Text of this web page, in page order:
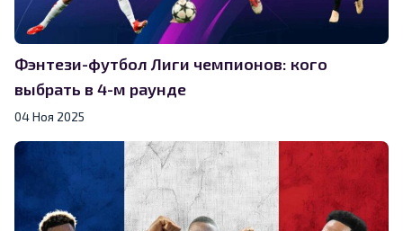
Фэнтези-футбол Лиги чемпионов: кого
выбрать в 4-м раунде
04 Ноя 2025